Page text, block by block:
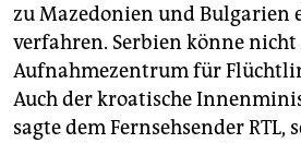
zu Mazedonien und Bulgarien
verfahren. Serbien könne nicht
Aufnahmezentrum für
Auch der kroatische
sagte dem Fernsehsender RTL,